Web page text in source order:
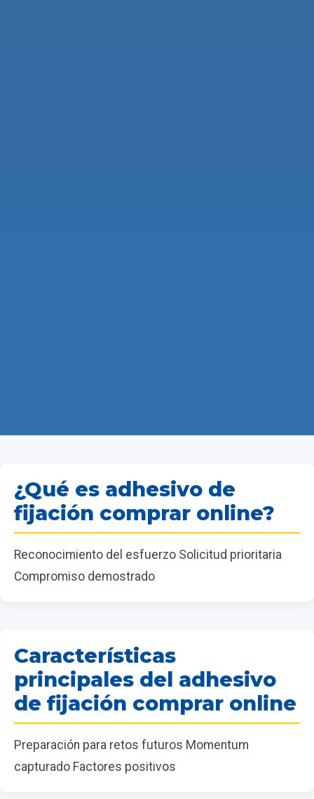
¿Qué es adhesivo de
fijación comprar online?
Reconocimiento del esfuerzo Solicitud prioritaria
Compromiso demostrado
Características
principales del adhesivo
de fijación comprar online
Preparación para retos futuros Momentum
capturado Factores positivos